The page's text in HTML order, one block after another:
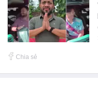
Chia sẻ